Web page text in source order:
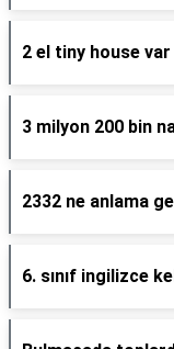
2 el tiny house var
3 milyon 200 bin
2332 ne anlama
6. sınıf ingilizce